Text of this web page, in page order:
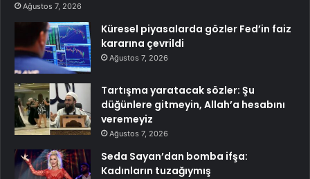
Ağustos 7, 2026
Küresel piyasalarda gözler Fed’in faiz
kararına çevrildi
Ağustos 7, 2026
Tartışma yaratacak sözler: Şu
düğünlere gitmeyin, Allah’a hesabını
veremeyiz
Ağustos 7, 2026
Seda Sayan’dan bomba ifşa:
Kadınların tuzağıymış